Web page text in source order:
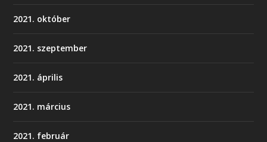
2021. október
2021. szeptember
2021. április
2021. március
2021. február